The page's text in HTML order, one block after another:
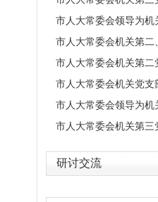
市人大常委会领导为
市人大常委会机关第
市人大常委会机关第
市人大常委会机关党支
市人大常委会领导为
市人大常委会机关第
研讨交流